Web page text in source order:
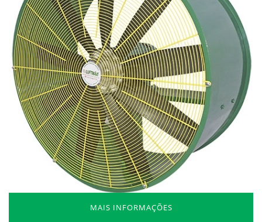
MAIS INFORMAÇÕES